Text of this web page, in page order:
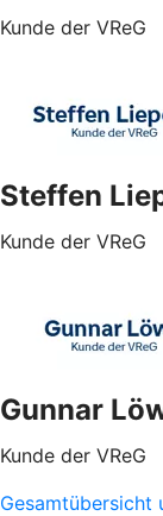
Kunde der VReG
Steffen
Kunde der VReG
Gunnar
Kunde der VReG
Gesamtübersicht